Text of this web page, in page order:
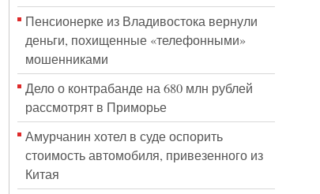
Пенсионерке из Владивостока вернули
деньги, похищенные «телефонными»
мошенниками
Дело о контрабанде на 680 млн рублей
рассмотрят в Приморье
Амурчанин хотел в суде оспорить
стоимость автомобиля, привезенного из
Китая